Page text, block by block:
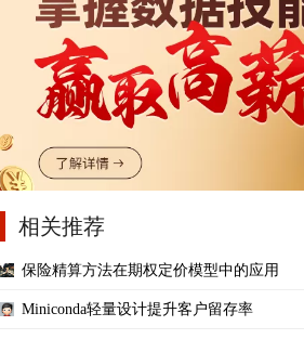
相关推荐
保险精算方法在期权定价模型中的应用
Miniconda轻量设计提升客户留存率